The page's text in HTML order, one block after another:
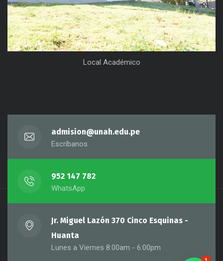
Local Académico
admision@unah.edu.pe
Escríbanos
952 147 782
WhatsApp
Jr. Miguel Lazón 370 Cinco Esquinas -
Huanta
Lunes a Viernes 8:00am - 6:00pm